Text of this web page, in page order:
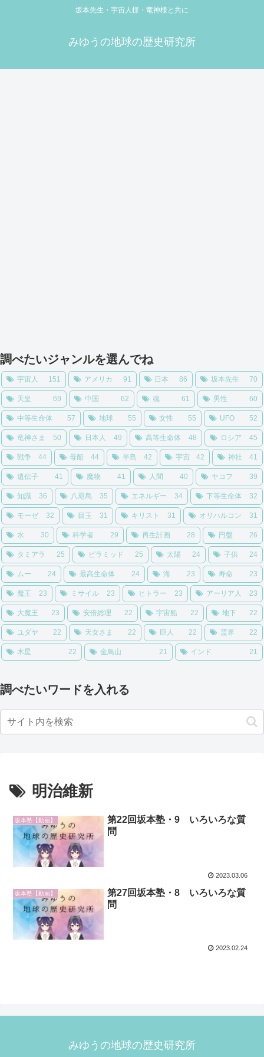
坂本先生・宇宙人様・竜神様と共に
みゆうの地球の歴史研究所
調べたいジャンルを選んでね
宇宙人 151 アメリカ 91 日本 86 坂本先生 70
天皇 69 中国 62 魂 61 男性 60
中等生命体 57 地球 55 女性 55 UFO 52
竜神さま 50 日本人 49 高等生命体 48 ロシア 45
戦争 44 母船 44 半島 42 宇宙 42 神社 41
遺伝子 41 魔物 41 人間 40 ヤコフ 39
知識 36 八咫烏 35 エネルギー 34 下等生命体 32
モーゼ 32 目玉 31 キリスト 31 オリハルコン 31
水 30 科学者 29 再生計画 28 円盤 26
タミアラ 25 ピラミッド 25 太陽 24 子供 24
ムー 24 最高生命体 24 海 23 寿命 23
魔王 23 ミサイル 23 ヒトラー 23 アーリア人 23
大魔王 23 安倍総理 22 宇宙船 22 地下 22
ユダヤ 22 天女さま 22 巨人 22 霊界 22
木星 22 金鳥山 21 インド 21
調べたいワードを入れる
明治維新
坂本塾【動画】
第22回坂本塾・9 いろいろな質
問
2023.03.06
坂本塾【動画】
第27回坂本塾・8 いろいろな質
問
2023.02.24
みゆうの地球の歴史研究所